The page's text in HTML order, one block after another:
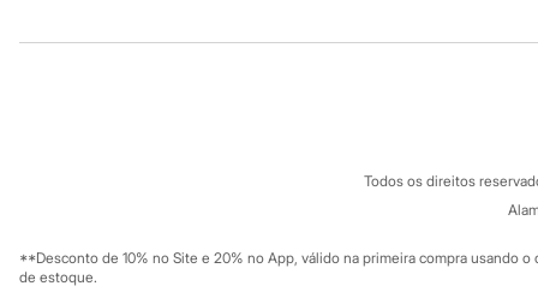
Pantufas
Moda íntima
Calcinhas
Mapa do site
Investidores
C&A Pay
Sobre o C&A
Governança
Todos os direitos
**Desconto de 10% no Site e 20% no App, válido na primeira compra usando
de estoque.